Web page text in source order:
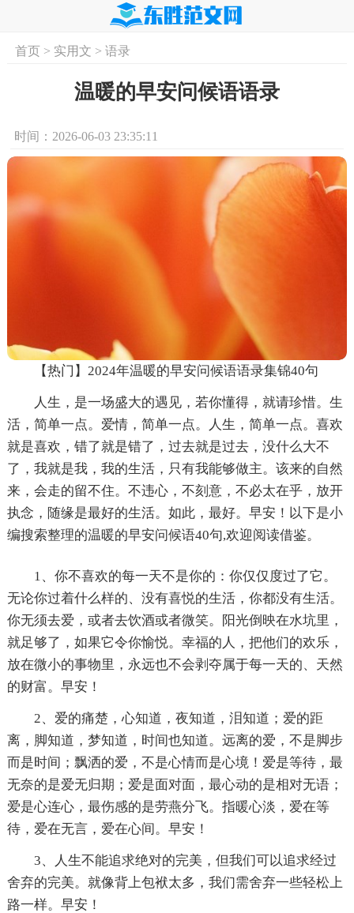
首页 实用文
首页> 实用文 > 语录
温暖的早安问候语语录
时间：2026-06-03 23:35:11
【热门】2024年温暖的早安问候语语录集锦40句
人生，是一场盛大的遇见，若你懂得，就请珍惜。生
活，简单一点。爱情，简单一点。人生，简单一点。喜欢
就是喜欢，错了就是错了，过去就是过去，没什么大不
了，我就是我，我的生活，只有我能够做主。该来的自然
来，会走的留不住。不违心，不刻意，不必太在乎，放开
执念，随缘是最好的生活。如此，最好。早安！以下是小
编搜索整理的温暖的早安问候语40句,欢迎阅读借鉴。
1、你不喜欢的每一天不是你的：你仅仅度过了它。
无论你过着什么样的、没有喜悦的生活，你都没有生活。
你无须去爱，或者去饮酒或者微笑。阳光倒映在水坑里，
就足够了，如果它令你愉悦。幸福的人，把他们的欢乐，
放在微小的事物里，永远也不会剥夺属于每一天的、天然
的财富。早安！
2、爱的痛楚，心知道，夜知道，泪知道；爱的距
离，脚知道，梦知道，时间也知道。远离的爱，不是脚步
而是时间；飘洒的爱，不是心情而是心境！爱是等待，最
无奈的是爱无归期；爱是面对面，最心动的是相对无语；
爱是心连心，最伤感的是劳燕分飞。指暖心淡，爱在等
待，爱在无言，爱在心间。早安！
3、人生不能追求绝对的完美，但我们可以追求经过
舍弃的完美。就像背上包袱太多，我们需舍弃一些轻松上
路一样。早安！